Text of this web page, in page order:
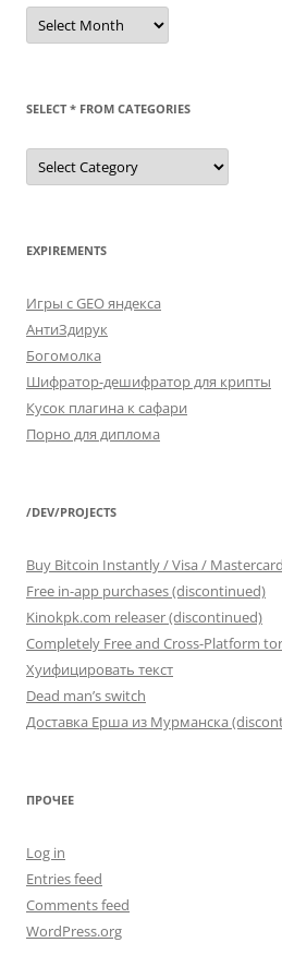
/dev/st
SELECT * FROM CATEGORIES
SELECT
FROM
EXPIREMENTS
Игры с GEO яндекса
АнтиЗдирук
Богомолка
Шифратор-дешифратор для крипты
Кусок плагина к сафари
Порно для диплома
/DEV/PROJECTS
Buy Bitcoin Instantly / Visa /
Free in-app purchases (discontinued)
Kinokpk.com releaser (discontinued)
Completely Free and Cross-Platform
Хуифицировать текст
Dead man’s switch
Доставка Ерша из Мурманска
ПРОЧЕЕ
Log in
Entries feed
Comments feed
WordPress.org